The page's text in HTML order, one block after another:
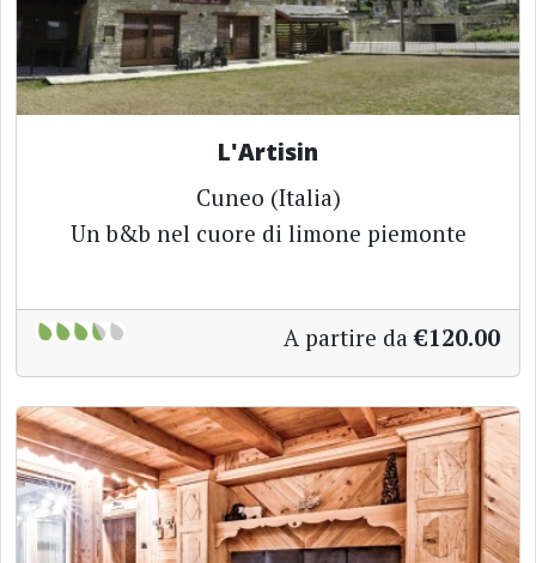
L'Artisin
Cuneo (Italia)
Un b&b nel cuore di limone piemonte
A partire da €120.00